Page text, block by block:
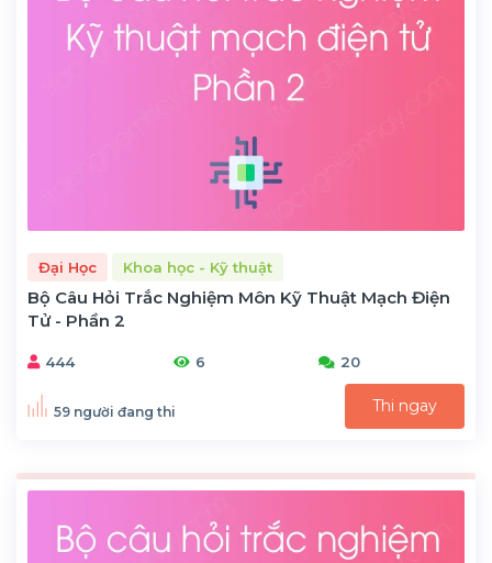
Đại Học Khoa học - Kỹ thuật
Bộ Câu Hỏi Trắc Nghiệm Môn Kỹ Thuật Mạch Điện
Tử - Phần 2
444 6 20
59 người đang thi Thi ngay